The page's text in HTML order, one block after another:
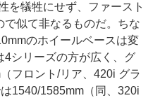
を犠牲にせず、ファースト
似て非なるものだ。ちな
のホイールベースは変
4シリーズの方が広く、グ
フロント/リア、420i グラ
1540/1585mm（同、320i